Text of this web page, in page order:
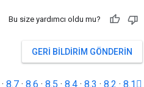
Bu size yardımcı oldu mu?
GERI BILDIRIM GÖNDERIN
· 8.7 · 8.6 · 8.5 · 8.4 · 8.3 · 8.2 · 8.1